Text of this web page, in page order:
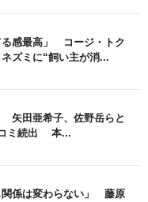
る感最高」 コージ・トク
ズミに“飼い主が消...
矢田亜希子、佐野岳らと
コミ続出 本...
関係は変わらない」 藤原